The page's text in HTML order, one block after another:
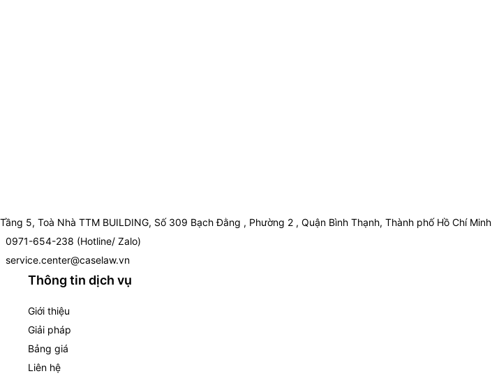
Tầng 5, Toà Nhà TTM BUILDING, Số 309 Bạch Đằng , Phường 2 , Quận Bình Thạnh, Thành phố Hồ Chí Minh
0971-654-238 (Hotline/ Zalo)
service.center@caselaw.vn
Thông tin dịch vụ
Giới thiệu
Giải pháp
Bảng giá
Liên hệ